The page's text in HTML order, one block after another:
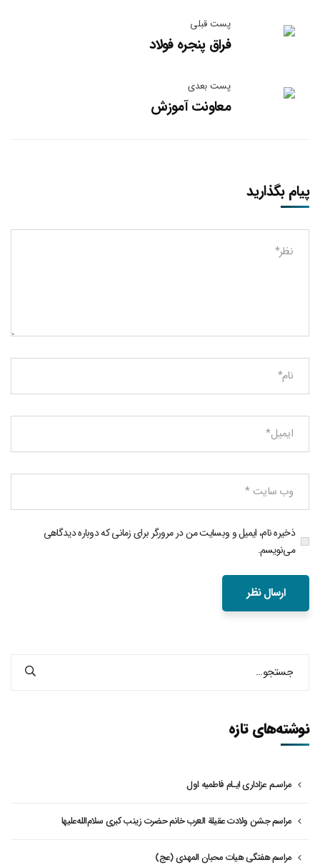
پست قبلی
فراق پنجره فولاد
پست بعدی
معاونت آموزش
پیام بگذارید
ذخیره نام، ایمیل و وبسایت من در مرورگر برای زمانی که دوباره دیدگاهی
می‌نویسم.
نوشته‌های تازه
مراسـم عزاداری ایـام فاطمیه اول
مراسم جشن ولادت عقیلة العرب خانم حضرت زینب کبری سلام‌الله‌علیها
مراسم هفتگی هیات محبان المهدی (عج)